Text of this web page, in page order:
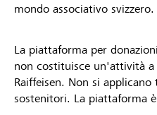
mondo associativo svizzero.
La piattaforma per
non costituisce un'attività
Raiffeisen. Non si
sostenitori. La piattaforma